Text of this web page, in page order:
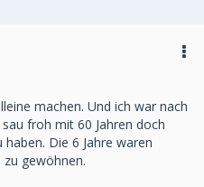
machen. Und ich war nach
froh mit 60 Jahren doch
Die 6 Jahre waren
gewöhnen.